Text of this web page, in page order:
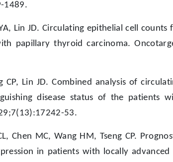
1489.
Lin JD. Circulating epithelial cell counts
papillary thyroid carcinoma.
CP, Lin JD. Combined analysis of
disease status of the patients
53.
Chen MC, Wang HM, Tseng CP.
in patients with locally advanced